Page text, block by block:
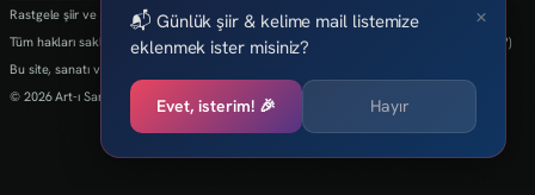
Rastgele şiir ve kelimeler her 24 saatte bir yenilenmektedir.
Tüm hakları saklıdır.(biz kaybettik bulan varsa info@art-isanat.com.tr'ye mail atabilir mi?)
Bu site, sanatı ve yaratıcılığı dijital dünyaya taşıma arzusu ile kurulmuştur.
© 2026 Art-ı Sanat
×
📬 Günlük şiir & kelime mail listemize
eklenmek ister misiniz?
Evet, isterim! 🎉 Hayır